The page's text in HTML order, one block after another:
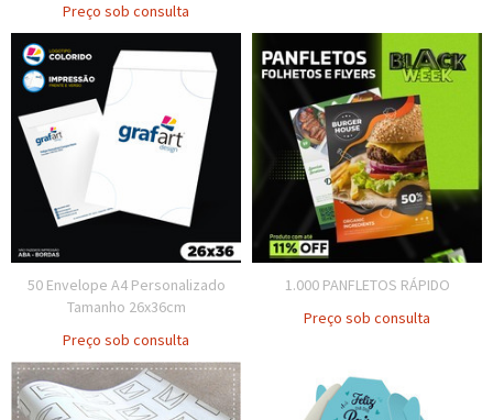
Preço sob consulta
50 Envelope A4 Personalizado
Tamanho 26x36cm
Preço sob consulta
1.000 PANFLETOS RÁPIDO
Preço sob consulta